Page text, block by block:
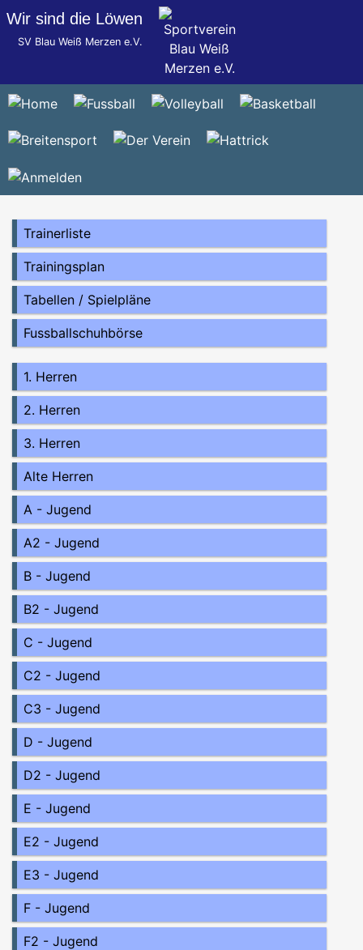
Wir sind die Löwen
SV Blau Weiß Merzen e.V.
Trainerliste
Trainingsplan
Tabellen / Spielpläne
Fussballschuhbörse
1. Herren
2. Herren
3. Herren
Alte Herren
A - Jugend
A2 - Jugend
B - Jugend
B2 - Jugend
C - Jugend
C2 - Jugend
C3 - Jugend
D - Jugend
D2 - Jugend
E - Jugend
E2 - Jugend
E3 - Jugend
F - Jugend
F2 - Jugend